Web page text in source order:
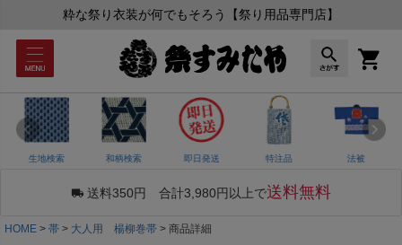
粋な祭り衣装が何でもそろう【祭り用品専門店】
生地検索 和柄検索 即日発送 特注品 法被
送料350円 合計3,980円以上で送料無料
HOME 帯 大人用 楊柳巻帯 商品詳細